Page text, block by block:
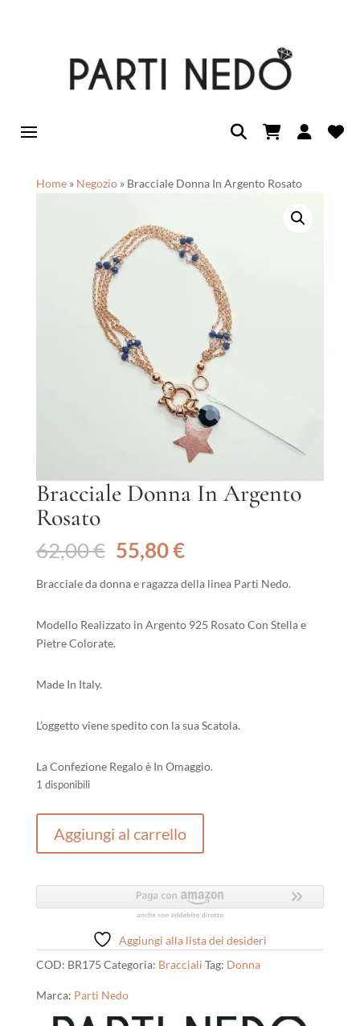
Home» Negozio» Bracciale Donna In Argento Rosato
Bracciale Donna In Argento
Rosato
62,00€ Il
prezzo
originale
62,00 €.
55,80€Il
attuale
55,80 €.
Bracciale da donna e ragazza della linea Parti Nedo.
Modello Realizzato in Argento 925 Rosato Con Stella e
Pietre Colorate.
Made In Italy.
L’oggetto viene spedito con la sua Scatola.
La Confezione Regalo è In Omaggio.
1 disponibili
Donna
Aggiungi al carrello
Aggiungi alla lista dei desideri
COD: BR175 Categoria: Bracciali Tag: Donna
Marca: Parti Nedo